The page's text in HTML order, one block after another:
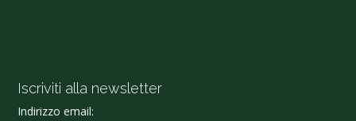
Iscriviti alla newsletter
Indirizzo email: